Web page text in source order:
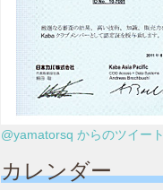
@yamatorsq からのツイート
カレンダー